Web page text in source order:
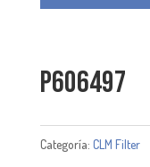
P606497
Categoría: CLM Filter